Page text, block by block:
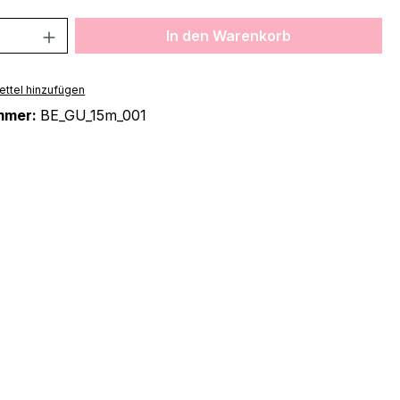
Anzahl: Gib den gewünschten Wert
In den Warenkorb
hinzufügen
BE_GU_15m_001